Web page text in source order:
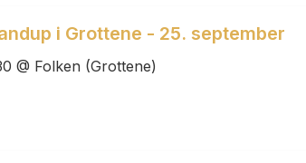
i Grottene - 25. september
@ Folken (Grottene)